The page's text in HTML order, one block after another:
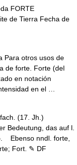
FORTE
de Tierra Fecha de
Para otros usos de
de forte. Forte (del
en notación
en el …
(17. Jh.)
Bedeutung, das auf l.
Ebenso nndl. forte,
Fort. ✎ DF